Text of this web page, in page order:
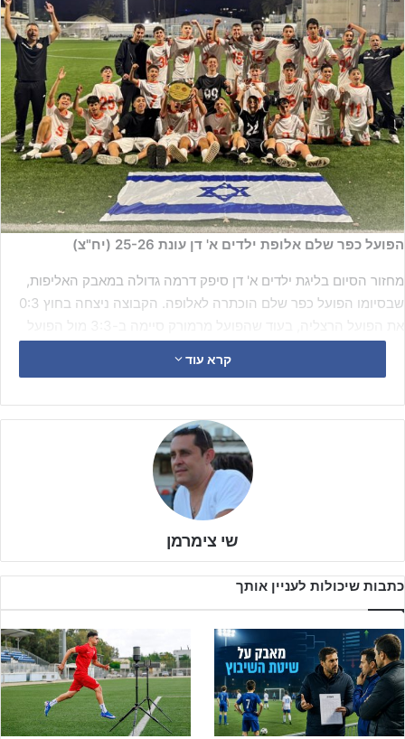
הפועל כפר שלם אלופת ילדים א' דן עונת 25-26 (יח"צ)
מחזור הסיום בליגת ילדים א' דן סיפק דרמה גדולה במאבק האליפות,
שבסיומו הפועל כפר שלם הוכתרה לאלופה. הקבוצה ניצחה בחוץ 0:3
במהלך חלון ההעברות ממכבי יהוד, וכבש שלושער מרשים שהעלה את
מאזנו לשמונה שערים מאז הצטרפותו למועדון.
קרא עוד
שי צימרמן
כתבות שיכולות לעניין אותך